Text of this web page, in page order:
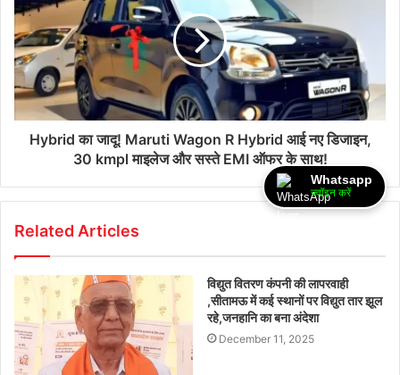
Hybrid का जादू! Maruti Wagon R Hybrid आई नए डिजाइन,
30 kmpl माइलेज और सस्ते EMI ऑफर के साथ!
Related Articles
विद्युत वितरण कंपनी की लापरवाही
,सीतामऊ में कई स्थानों पर विद्युत तार झूल
रहे,जनहानि का बना अंदेशा
December 11, 2025
Whatsapp
ज्वॉइन करें